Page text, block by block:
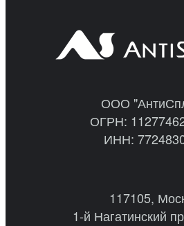
ООО
ОГРН:
ИНН:
117105,
1-й Нагатинский